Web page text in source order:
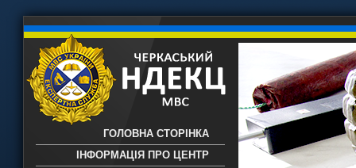
ГОЛОВНА СТОРІНКА
ІНФОРМАЦІЯ ПРО ЦЕНТР